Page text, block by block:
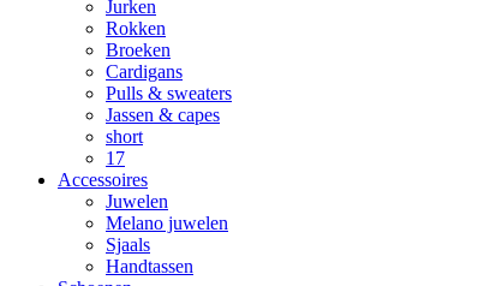
Jurken
Rokken
Broeken
Cardigans
Pulls & sweaters
Jassen & capes
short
17
Accessoires
Juwelen
Melano juwelen
Sjaals
Handtassen